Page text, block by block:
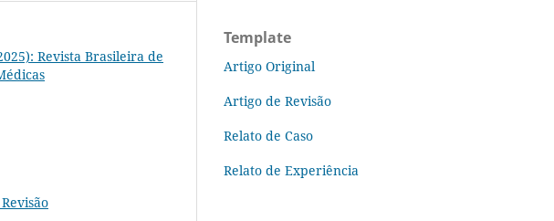
Revista Brasileira de
Template
Artigo Original
Artigo de Revisão
Relato de Caso
Relato de Experiência